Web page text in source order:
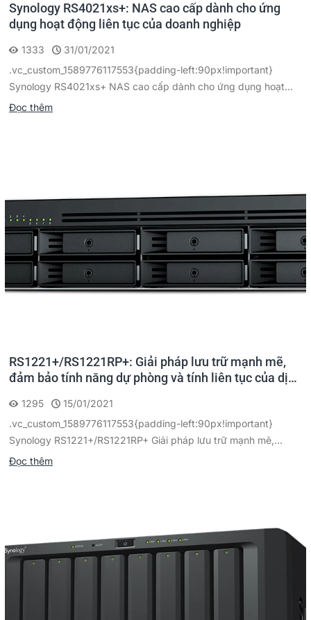
Synology RS4021xs+: NAS cao cấp dành cho ứng
dụng hoạt động liên tục của doanh nghiệp
1333
31/01/2021
.vc_custom_1589776117553{padding-left:90px!important}
Synology RS4021xs+ NAS cao cấp dành cho ứng dụng hoạt...
Đọc thêm
RS1221+/RS1221RP+: Giải pháp lưu trữ mạnh mẽ,
đảm bảo tính năng dự phòng và tính liên tục của dịch
1295
15/01/2021
.vc_custom_1589776117553{padding-left:90px!important}
Synology RS1221+/RS1221RP+ Giải pháp lưu trữ mạnh mẽ,...
Đọc thêm